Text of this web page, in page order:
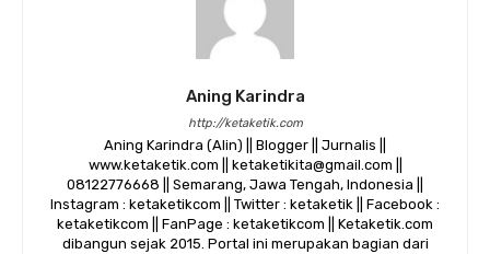
Aning Karindra
http://ketaketik.com
Aning Karindra (Alin) || Blogger || Jurnalis ||
www.ketaketik.com || ketaketikita@gmail.com ||
08122776668 || Semarang, Jawa Tengah, Indonesia ||
Instagram : ketaketikcom || Twitter : ketaketik || Facebook :
ketaketikcom || FanPage : ketaketikcom || Ketaketik.com
dibangun sejak 2015. Portal ini merupakan bagian dari